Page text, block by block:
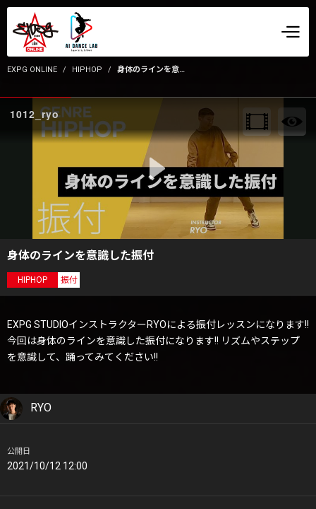
EXPG ONLINE HIPHOP 身体のラインを意識した振付
1012_ryo
身体のラインを意識した振付
HIPHOP 振付
EXPG STUDIOインストラクターRYOによる振付レッスンになります!!
今回は身体のラインを意識した振付になります!! リズムやステップ
を意識して、踊ってみてください!!
RYO
公開日
2021/10/12 12:00